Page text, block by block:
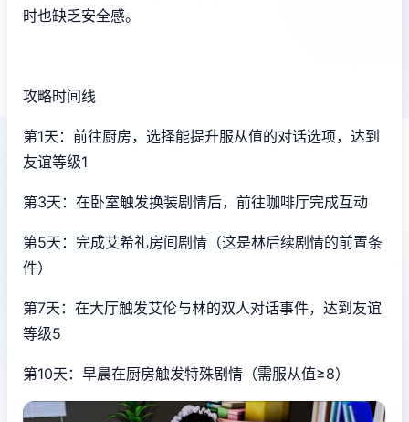
时也缺乏安全感。
攻略时间线
第1天：前往厨房，选择能提升服从值的对话选项，达到
友谊等级1
第3天：在卧室触发换装剧情后，前往咖啡厅完成互动
第5天：完成艾希礼房间剧情（这是林后续剧情的前置条
件）
第7天：在大厅触发艾伦与林的双人对话事件，达到友谊
等级5
第10天：早晨在厨房触发特殊剧情（需服从值≥8）